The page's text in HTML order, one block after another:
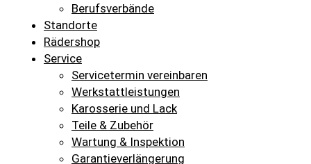
Berufsverbände
Standorte
Rädershop
Service
Servicetermin vereinbaren
Werkstattleistungen
Karosserie und Lack
Teile & Zubehör
Wartung & Inspektion
Garantieverlängerung